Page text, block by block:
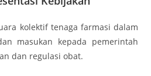
kolektif tenaga farmasi dalam
masukan kepada pemerintah
dan regulasi obat.